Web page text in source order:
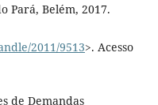
Pará, Belém, 2017.
2011/9513>. Acesso
de Demandas